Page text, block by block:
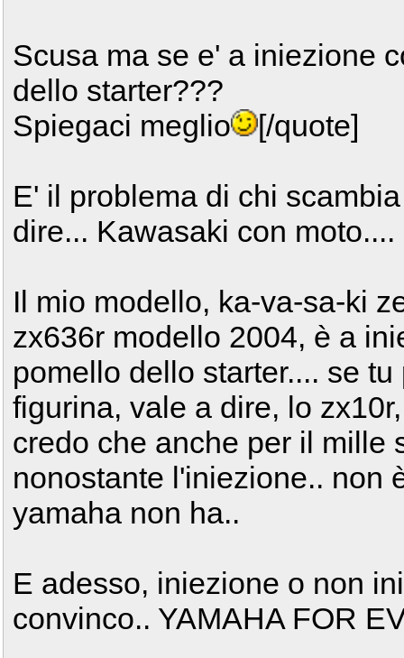
Scusa ma se e' a iniezione
dello starter???
Spiegaci meglio
[/quote]
E' il problema di chi
dire... Kawasaki con moto....
Il mio modello, ka-va-sa-ki
zx636r modello 2004, è a
pomello dello starter.... se
figurina, vale a dire, lo
credo che anche per il mille
nonostante l'iniezione.. non
yamaha non ha..
E adesso, iniezione o non
convinco.. YAMAHA FOR